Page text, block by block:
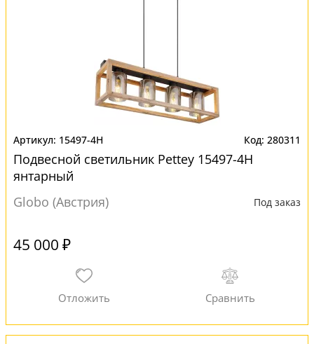
15497-4H 280311
Подвесной светильник Pettey 15497-4H
янтарный
Globo (Австрия)
Под заказ
45 000 ₽